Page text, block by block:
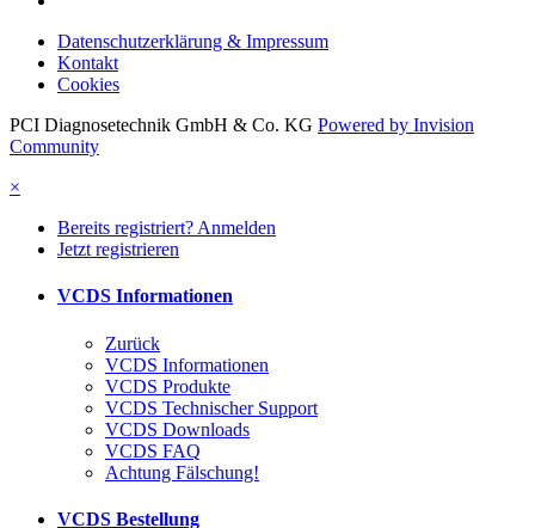
Datenschutzerklärung & Impressum
Kontakt
Cookies
PCI Diagnosetechnik GmbH & Co. KG Powered by Invision
Community
×
Bereits registriert? Anmelden
Jetzt registrieren
VCDS Informationen
Zurück
VCDS Informationen
VCDS Produkte
VCDS Technischer Support
VCDS Downloads
VCDS FAQ
Achtung Fälschung!
VCDS Bestellung